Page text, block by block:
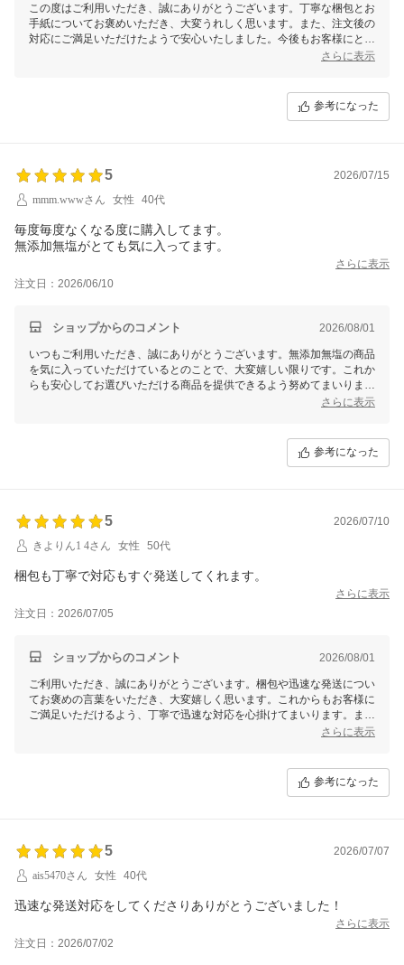
この度はご利用いただき、誠にありがとうございます。丁寧な梱包とお
手紙についてお褒めいただき、大変うれしく思います。また、注文後の
対応にご満足いただけたようで安心いたしました。今後もお客様にとっ
て気持ちの良いお買い物体験を提供できるよう、引き続き努めてまいり
さらに表示
参考になった
5
2026/07/15
mmm.wwwさん
女性 40代
毎度毎度なくなる度に購入してます。
無添加無塩がとても気に入ってます。
さらに表示
注文日：2026/06/10
ショップからのコメント 2026/08/01
いつもご利用いただき、誠にありがとうございます。無添加無塩の商品
を気に入っていただけているとのことで、大変嬉しい限りです。これか
らも安心してお選びいただける商品を提供できるよう努めてまいりま
さらに表示
参考になった
5
2026/07/10
きよりん1 4さん
女性 50代
梱包も丁寧で対応もすぐ発送してくれます。
さらに表示
注文日：2026/07/05
ショップからのコメント 2026/08/01
ご利用いただき、誠にありがとうございます。梱包や迅速な発送につい
てお褒めの言葉をいただき、大変嬉しく思います。これからもお客様に
ご満足いただけるよう、丁寧で迅速な対応を心掛けてまいります。また
さらに表示
参考になった
5
2026/07/07
ais5470さん
女性 40代
迅速な発送対応をしてくださりありがとうございました！
さらに表示
注文日：2026/07/02